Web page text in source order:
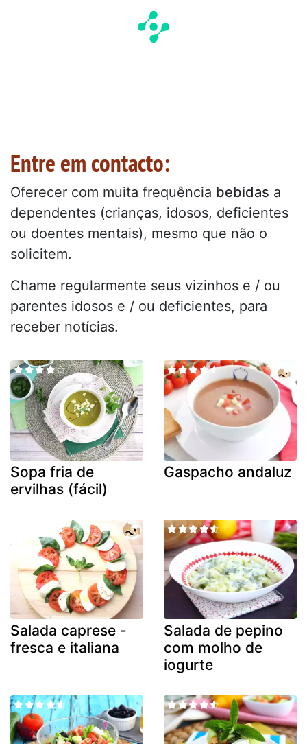
Entre em contacto:
Oferecer com muita frequência bebidas a
dependentes (crianças, idosos, deficientes
ou doentes mentais), mesmo que não o
solicitem.
Chame regularmente seus vizinhos e / ou
parentes idosos e / ou deficientes, para
receber notícias.
Sopa fria de
ervilhas (fácil)
Gaspacho andaluz
Salada caprese -
fresca e italiana
Salada de pepino
com molho de
iogurte